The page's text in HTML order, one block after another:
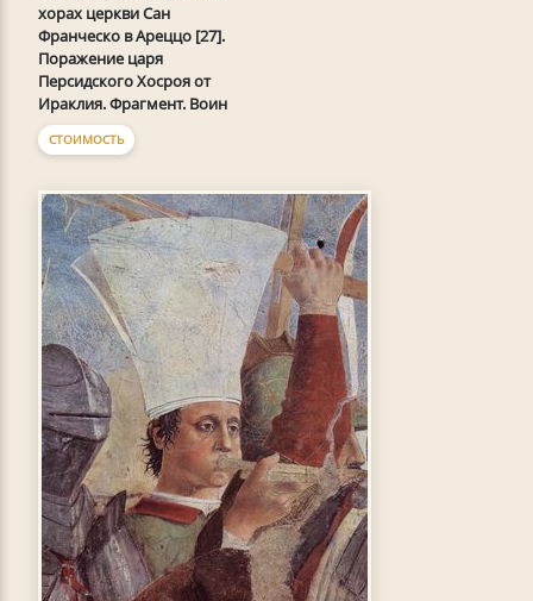
хорах церкви Сан
Франческо в Ареццо [27].
Поражение царя
Персидского Хосроя от
Ираклия. Фрагмент. Воин
СТОИМОСТЬ